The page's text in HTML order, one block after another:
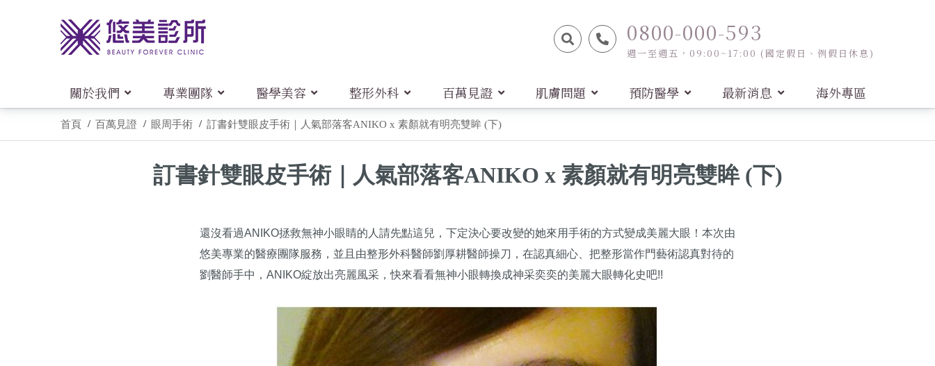
0800-000-593
週一至週五，09:00~17:00 (國定假日、例假日休息)
關於我們 專業團隊 醫學美容 整形外科 百萬見證 肌膚問題 預防醫學 最新消息 海外專區
首頁 百萬見證 眼周手術 訂書針雙眼皮手術｜人氣部落客ANIKO x 素顏就有明亮雙眸 (下)
訂書針雙眼皮手術｜人氣部落客ANIKO x 素顏就有明亮雙眸 (下)
還沒看過ANIKO拯救無神小眼睛的人請先點這兒，下定決心要改變的她來用手術的方式變成美麗大眼！本次由
悠美專業的醫療團隊服務，並且由整形外科醫師劉厚耕醫師操刀，在認真細心、把整形當作門藝術認真對待的
劉醫師手中，ANIKO綻放出亮麗風采，快來看看無神小眼轉換成神采奕奕的美麗大眼轉化史吧!!